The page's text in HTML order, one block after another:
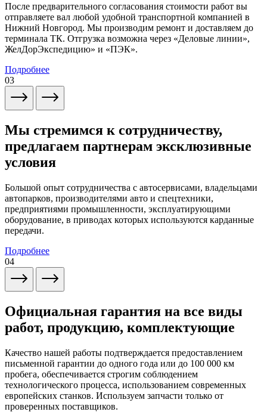
После предварительного согласования стоимости работ вы
отправляете вал любой удобной транспортной компанией в
Нижний Новгород. Мы производим ремонт и доставляем до
терминала ТК. Отгрузка возможна через «Деловые линии»,
ЖелДорЭкспедицию» и «ПЭК».
Подробнее
03
Мы стремимся к сотрудничеству,
предлагаем партнерам эксклюзивные
условия
Большой опыт сотрудничества с автосервисами, владельцами
автопарков, производителями авто и спецтехники,
предприятиями промышленности, эксплуатирующими
оборудование, в приводах которых используются карданные
передачи.
Подробнее
04
Официальная гарантия на все виды
работ, продукцию, комплектующие
Качество нашей работы подтверждается предоставлением
письменной гарантии до одного года или до 100 000 км
пробега, обеспечивается строгим соблюдением
технологического процесса, использованием современных
европейских станков. Используем запчасти только от
проверенных поставщиков.